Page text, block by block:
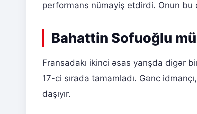
performans nümayiş etdirdi. Onun bu
Bahattin Sofuoğlu
Fransadakı ikinci əsas yarışda digər
17-ci sırada tamamladı. Gənc
daşıyır.